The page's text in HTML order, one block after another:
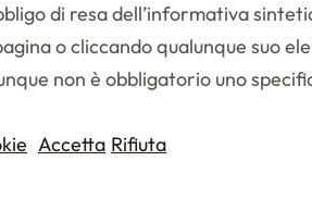
di resa dell’informativa
o cliccando qualunque suo
non è obbligatorio uno
Accetta Rifiuta